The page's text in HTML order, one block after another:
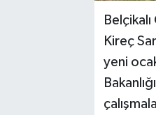
Kireç
yeni